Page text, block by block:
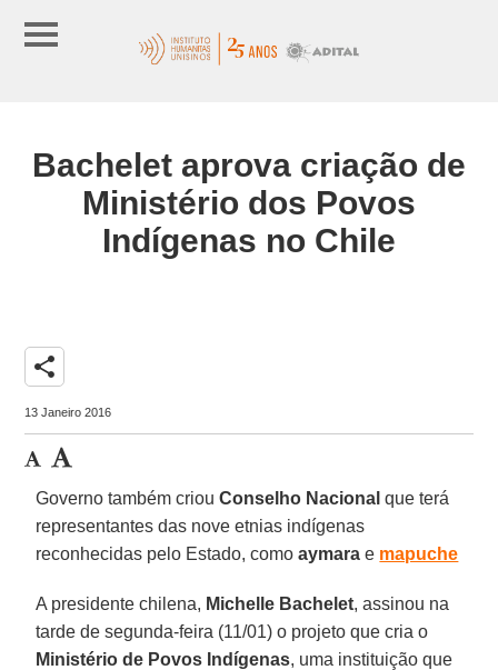
Bachelet aprova criação de
Ministério dos Povos
Indígenas no Chile
share
13 Janeiro 2016
Governo também criouConselho Nacional que terá
representantes das nove etnias indígenas
reconhecidas pelo Estado, comoaymara e mapuche
A presidente chilena, Michelle Bachelet, assinou na
tarde de segunda-feira (11/01) o projeto que cria o
Ministério de Povos Indígenas, uma instituição que